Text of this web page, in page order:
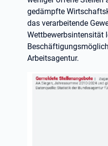
gedämpfte
das verarbeitende
Wettbewerbsintensität
Arbeitsagentur.